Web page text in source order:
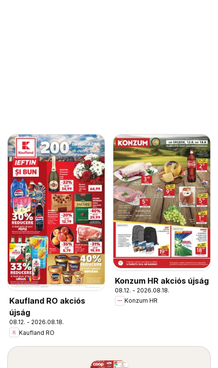
Kaufland RO akciós
újság
08.12. - 2026.08.18.
Kaufland RO
Konzum HR akciós újság
08.12. - 2026.08.18.
Konzum HR